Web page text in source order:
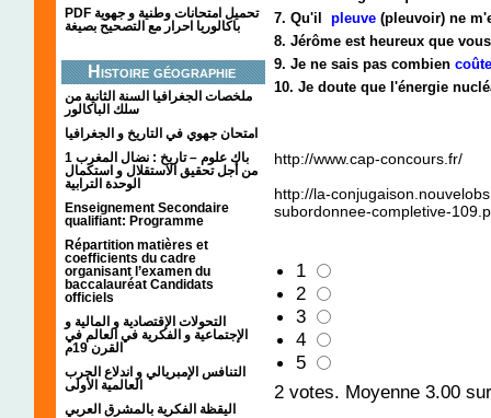
PDF تحميل امتحانات وطنية و جهوية
باكالوريا احرار مع التصحيح بصيغة
Histoire géographie
ملخصات الجغرافيا السنة الثانية من
سلك الباكالور
امتحان جهوي في التاريخ و الجغرافيا
1 باك علوم – تاريخ : نضال المغرب
من أجل تحقيق الاستقلال و استكمال
الوحدة الترابية
Enseignement Secondaire
qualifiant: Programme
Répartition matières et
coefficients du cadre
organisant l’examen du
baccalauréat Candidats
officiels
التحولات الإقتصادية و المالية و
الإجتماعية و الفكرية في العالم في
القرن 19م
التنافس الإمبريالي و اندلاع الحرب
العالمية الأولى
اليقظة الفكرية بالمشرق العربي
7. Qu'il pleuve (pleuvoir) ne
8. Jérôme est heureux que
9. Je ne sais pas combien coûte
10. Je doute que l'énergie
http://www.cap-concours.fr/
http://la-
subordonnee-completive-
1
2
3
4
5
2 votes. Moyenne 3.00